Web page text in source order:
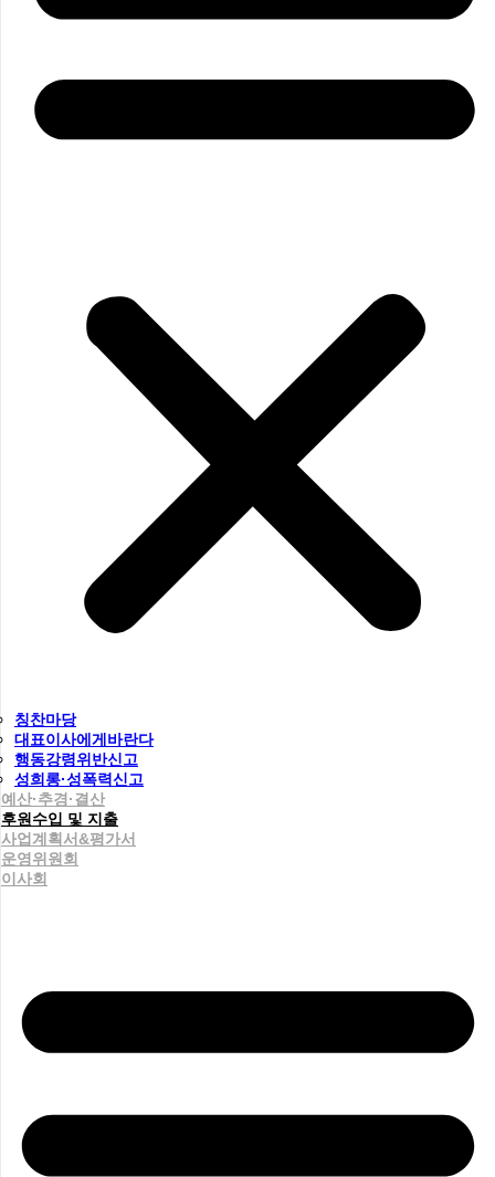
칭찬마당
대표이사에게바란다
행동강령위반신고
성희롱·성폭력신고
예산·추경·결산
후원수입 및 지출
사업계획서&평가서
운영위원회
이사회